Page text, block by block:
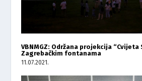
VBNMGZ: Održana projekcija
Zagrebačkim fontanama
11.07.2021.